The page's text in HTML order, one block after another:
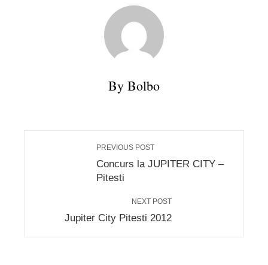
By Bolbo
PREVIOUS POST
Concurs la JUPITER CITY –
Pitesti
NEXT POST
Jupiter City Pitesti 2012